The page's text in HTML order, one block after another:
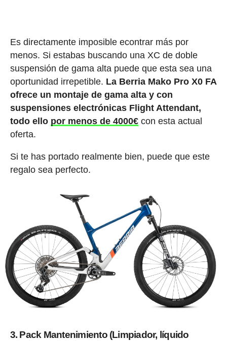
Es directamente imposible econtrar más por
menos. Si estabas buscando una XC de doble
suspensión de gama alta puede que esta sea una
oportunidad irrepetible. La Berria Mako Pro X0 FA
ofrece un montaje de gama alta y con
suspensiones electrónicas Flight Attendant,
todo ello por menos de 4000€ con esta actual
oferta.
Si te has portado realmente bien, puede que este
regalo sea perfecto.
3. Pack Mantenimiento (Limpiador, líquido